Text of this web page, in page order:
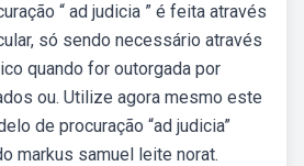
“ ad judicia ” é feita através
só sendo necessário através
quando for outorgada por
ou. Utilize agora mesmo este
de procuração “ad judicia”
markus samuel leite norat.